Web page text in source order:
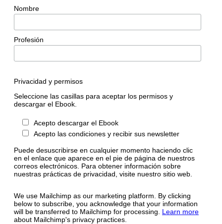
Nombre
Profesión
Privacidad y permisos
Seleccione las casillas para aceptar los permisos y
descargar el Ebook.
Acepto descargar el Ebook
Acepto las condiciones y recibir sus newsletter
Puede desuscribirse en cualquier momento haciendo clic
en el enlace que aparece en el pie de página de nuestros
correos electrónicos. Para obtener información sobre
nuestras prácticas de privacidad, visite nuestro sitio web.
We use Mailchimp as our marketing platform. By clicking
below to subscribe, you acknowledge that your information
will be transferred to Mailchimp for processing. Learn more
about Mailchimp's privacy practices.